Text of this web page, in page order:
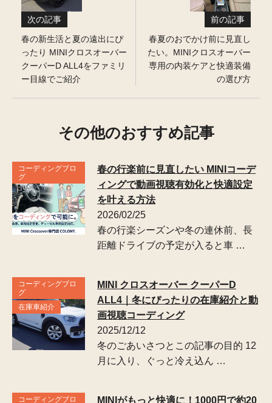
次の記事
春の新生活と夏の遠出にぴ
ったり MINIクロスオーバー
クーパーD ALL4をファミリ
ー目線でご紹介
前の記事
春夏のおでかけ前に見直し
たい。MINIクロスオーバー
専用の内装ケアと快適装備
の選び方
その他のおすすめ記事
コーディングブロ
グ
春の行楽前に見直したい MINIコーデ
ィングで動画視聴有効化と快適設定
を叶える方法
2026/02/25
春の行楽シーズンや冬の連休前、長
距離ドライブの予定が入ると車 …
コーディングブロ
グ
在庫車紹介
MINI クロスオーバー クーパーD
ALL4｜冬にぴったりの在庫紹介と動
画視聴コーディング
2025/12/12
冬のごあいさつとこの記事の目的 12
月に入り、ぐっと冷え込ん …
コーディングブロ MINIがもっと快適に！1000円で約20